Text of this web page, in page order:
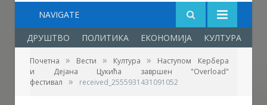
NAVIGATE
ДРУШТВО ПОЛИТИКА ЕКОНОМИЈА КУЛТУРА
Почетна » Вести » Култура »
Наступом Кербера
и Дејана Цукића завршен "Overload"
фестивал
» received_2555931431091052